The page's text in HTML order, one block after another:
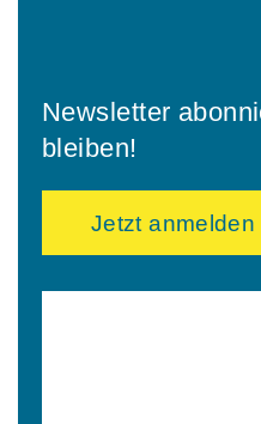
Newsletter
bleiben!
Jetzt anmelden